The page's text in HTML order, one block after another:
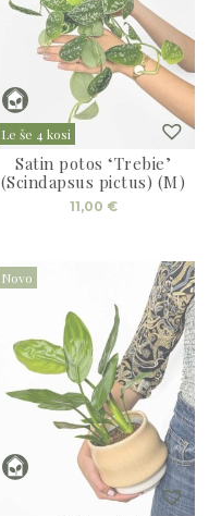
Le še 4 kosi
Satin potos ‘Trebie’
(Scindapsus pictus) (M)
11,00 €
Novo